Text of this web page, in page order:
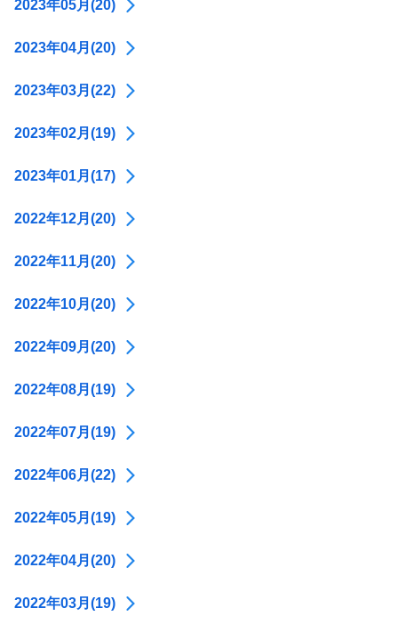
2023年05月(20)
2023年04月(20)
2023年03月(22)
2023年02月(19)
2023年01月(17)
2022年12月(20)
2022年11月(20)
2022年10月(20)
2022年09月(20)
2022年08月(19)
2022年07月(19)
2022年06月(22)
2022年05月(19)
2022年04月(20)
2022年03月(19)